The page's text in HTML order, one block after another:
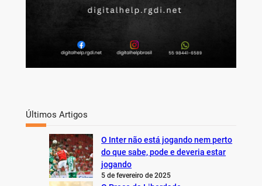
Últimos Artigos
O Inter não está jogando nem perto
do que sabe, pode e deveria estar
jogando
5 de fevereiro de 2025